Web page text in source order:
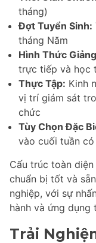
tháng)
Đợt Tuyển Sinh:
tháng Năm
Hình Thức
trực tiếp và học
Thực Tập: Kinh
vị trí giám sát
chức
Tùy Chọn Đặc
vào cuối tuần có
Cấu trúc toàn
chuẩn bị tốt và
nghiệp, với sự
hành và ứng dụng
Trải